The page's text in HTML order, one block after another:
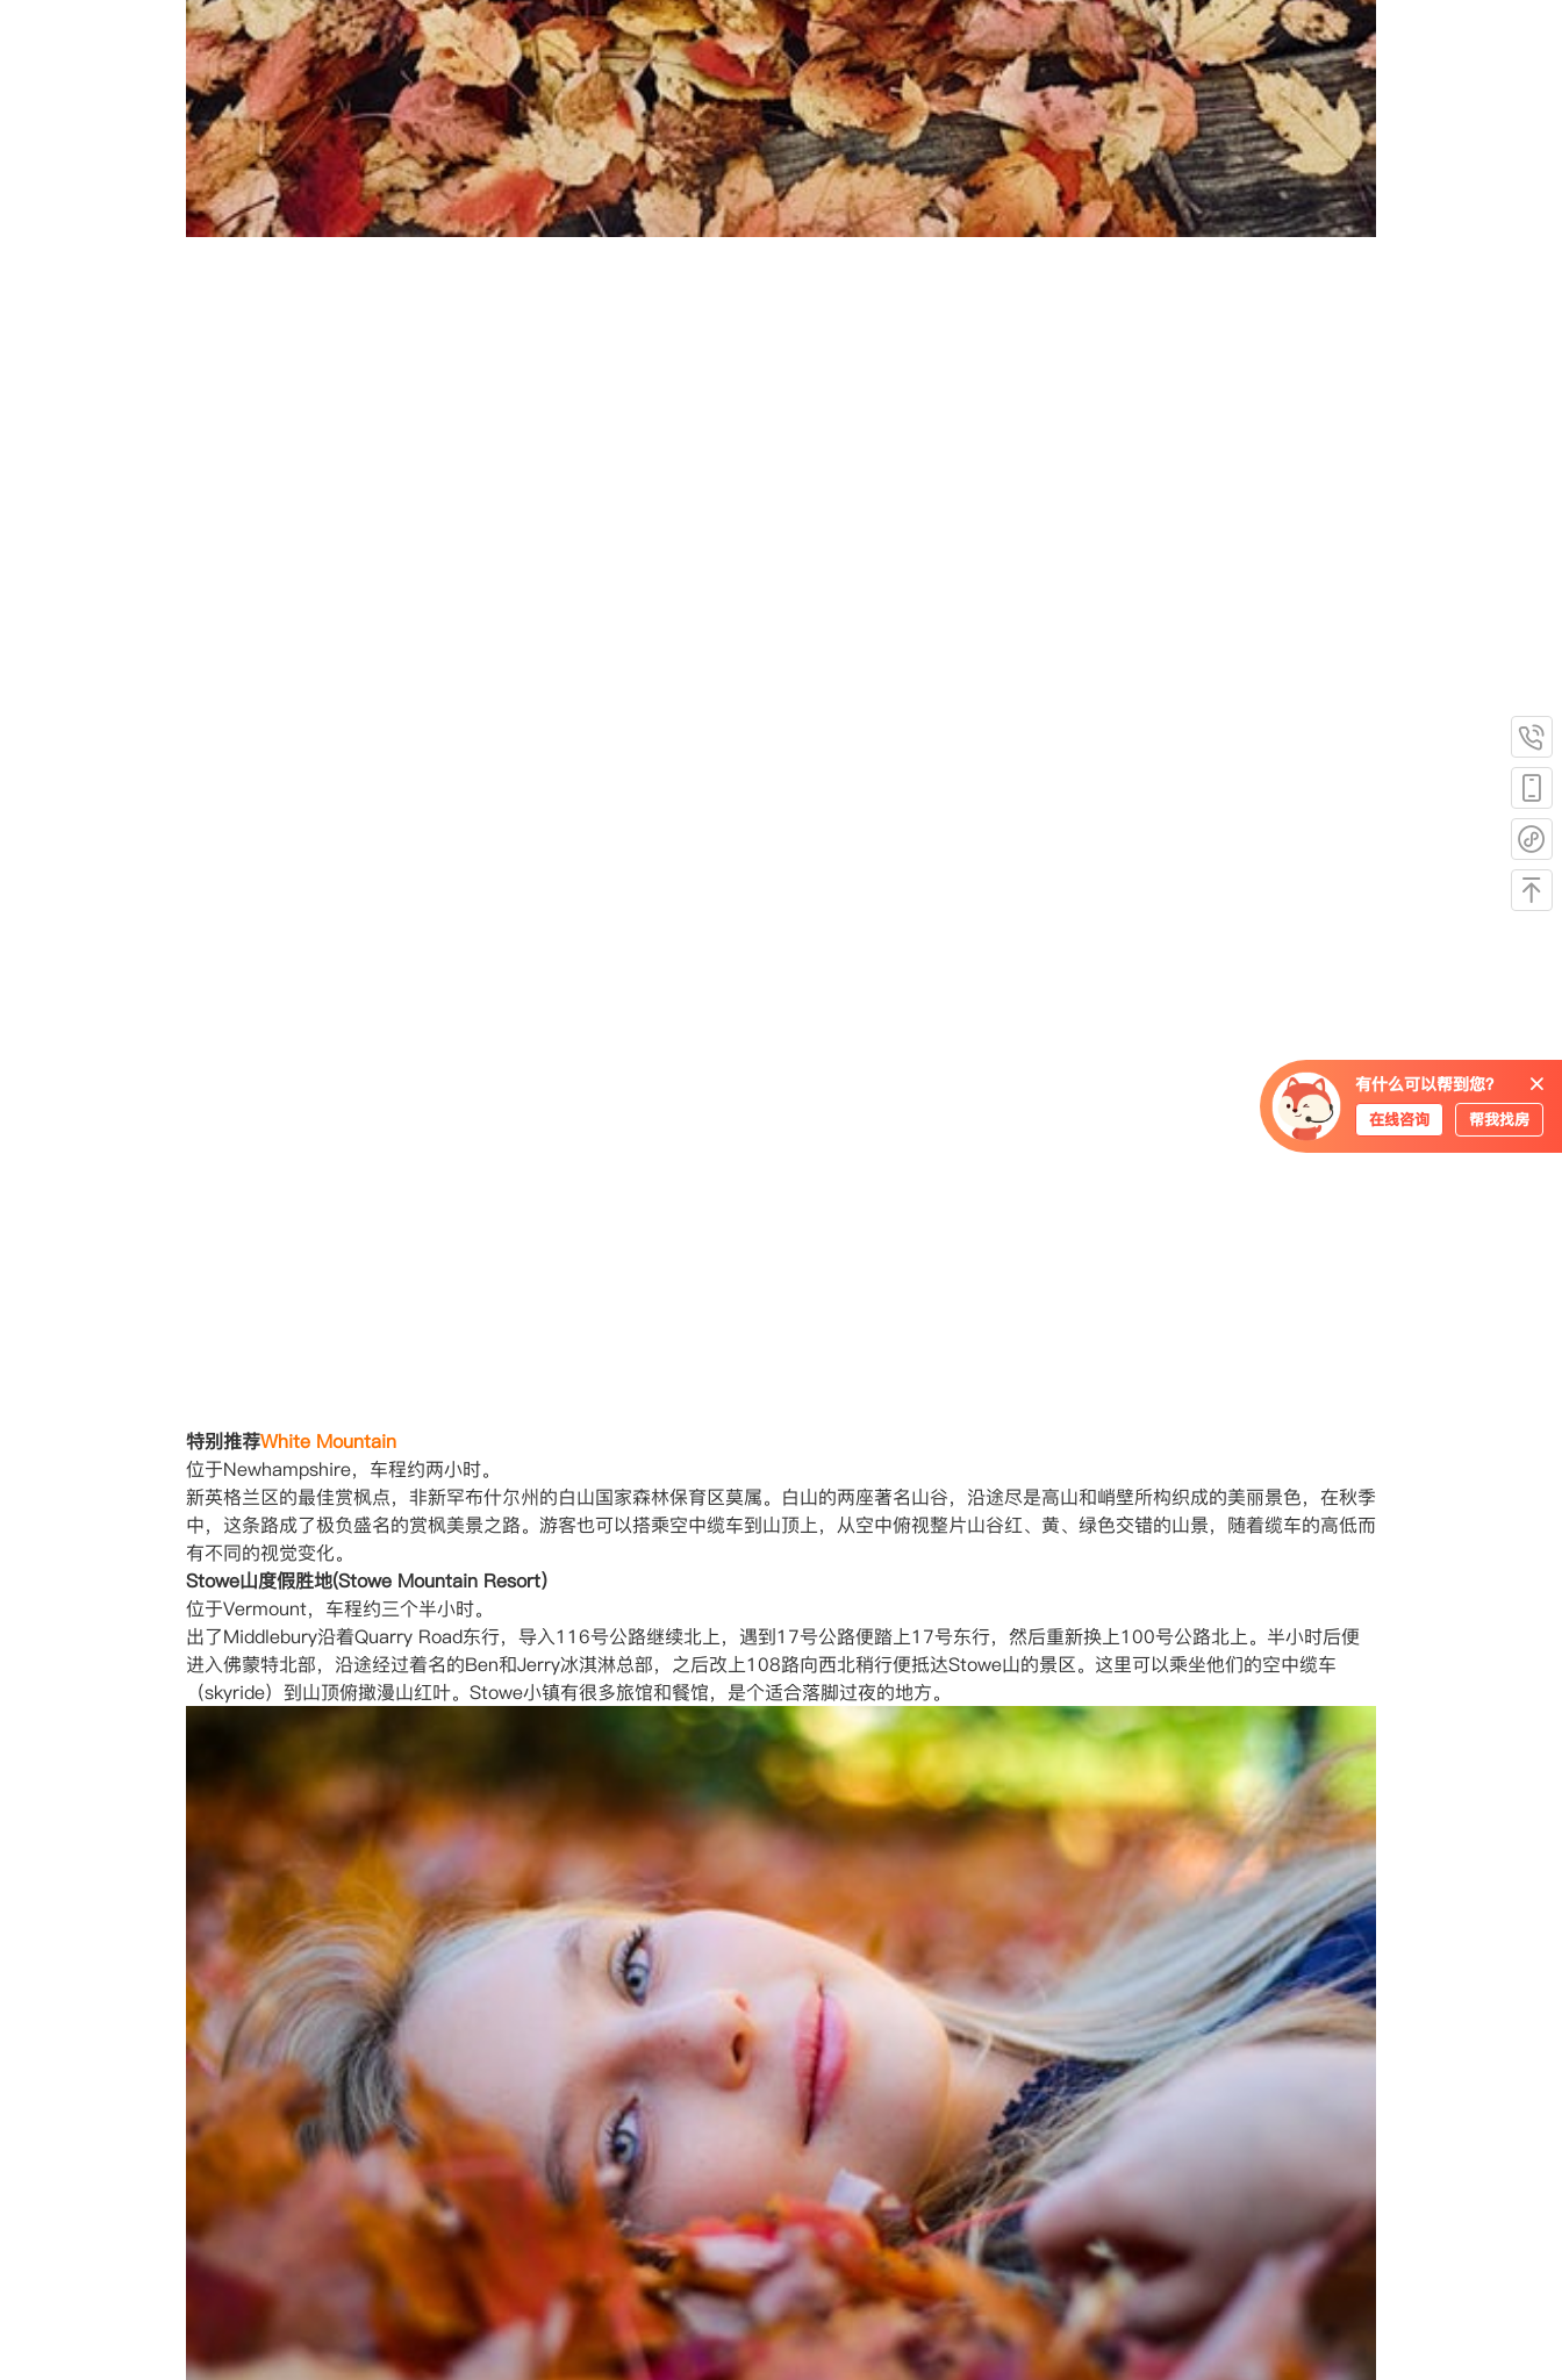
特别推荐White Mountain
位于Newhampshire，车程约两小时。
新英格兰区的最佳赏枫点，非新罕布什尔州的白山国家森林保育区莫属。白山的两座著名山谷，沿途尽是高山和峭壁所构织成的美丽景色，在秋季
中，这条路成了极负盛名的赏枫美景之路。游客也可以搭乘空中缆车到山顶上，从空中俯视整片山谷红、黄、绿色交错的山景，随着缆车的高低而
有不同的视觉变化。
Stowe山度假胜地(Stowe Mountain Resort）
位于Vermount，车程约三个半小时。
出了Middlebury沿着Quarry Road东行，导入116号公路继续北上，遇到17号公路便踏上17号东行，然后重新换上100号公路北上。半小时后便
进入佛蒙特北部，沿途经过着名的Ben和Jerry冰淇淋总部，之后改上108路向西北稍行便抵达Stowe山的景区。这里可以乘坐他们的空中缆车
（skyride）到山顶俯撖漫山红叶。Stowe小镇有很多旅馆和餐馆，是个适合落脚过夜的地方。
有什么可以帮到您？
在线咨询 帮我找房